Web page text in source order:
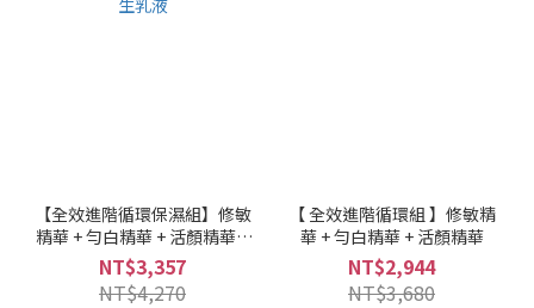
【全效進階循環保濕組】修敏
精華 + 勻白精華 + 活顏精華 +
仿生乳液
NT$3,357
NT$4,270
【 全效進階循環組 】修敏精
華 + 勻白精華 + 活顏精華
NT$2,944
NT$3,680